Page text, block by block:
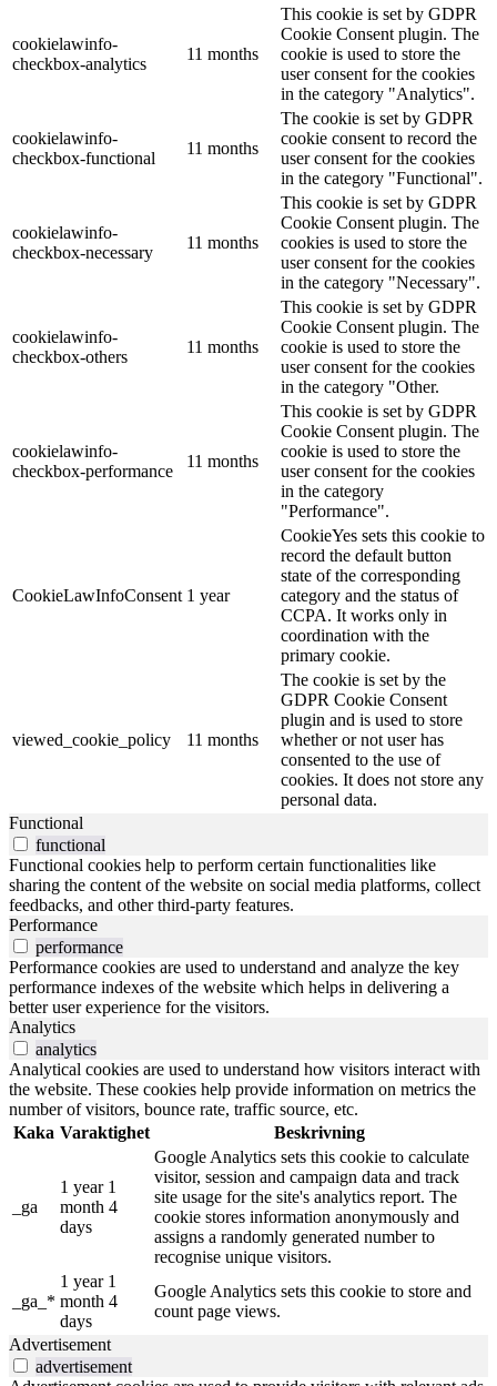
cookielawinfo-
checkbox-analytics
11 months
This cookie is set by GDPR
Cookie Consent plugin. The
cookie is used to store the
user consent for the cookies
in the category "Analytics".
cookielawinfo-
checkbox-functional
11 months
The cookie is set by GDPR
cookie consent to record the
user consent for the cookies
in the category "Functional".
cookielawinfo-
checkbox-necessary
11 months
This cookie is set by GDPR
Cookie Consent plugin. The
cookies is used to store the
user consent for the cookies
in the category "Necessary".
cookielawinfo-
checkbox-others
11 months
This cookie is set by GDPR
Cookie Consent plugin. The
cookie is used to store the
user consent for the cookies
in the category "Other.
cookielawinfo-
checkbox-performance
11 months
This cookie is set by GDPR
Cookie Consent plugin. The
cookie is used to store the
user consent for the cookies
in the category
"Performance".
CookieLawInfoConsent 1 year
CookieYes sets this cookie to
record the default button
state of the corresponding
category and the status of
CCPA. It works only in
coordination with the
primary cookie.
viewed_cookie_policy 11 months
The cookie is set by the
GDPR Cookie Consent
plugin and is used to store
whether or not user has
consented to the use of
cookies. It does not store any
personal data.
Functional
functional
Functional cookies help to perform certain functionalities like
sharing the content of the website on social media platforms, collect
feedbacks, and other third-party features.
Performance
performance
Performance cookies are used to understand and analyze the key
performance indexes of the website which helps in delivering a
better user experience for the visitors.
Analytics
analytics
Analytical cookies are used to understand how visitors interact with
the website. These cookies help provide information on metrics the
number of visitors, bounce rate, traffic source, etc.
Kaka Varaktighet Beskrivning
_ga
1 year 1
month 4
days
Google Analytics sets this cookie to calculate
visitor, session and campaign data and track
site usage for the site's analytics report. The
cookie stores information anonymously and
assigns a randomly generated number to
recognise unique visitors.
_ga_*
1 year 1
month 4
days
Google Analytics sets this cookie to store and
count page views.
Advertisement
advertisement